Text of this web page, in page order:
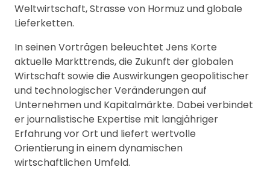
Weltwirtschaft, Strasse von Hormuz und globale
Lieferketten.
In seinen Vorträgen beleuchtet Jens Korte
aktuelle Markttrends, die Zukunft der globalen
Wirtschaft sowie die Auswirkungen geopolitischer
und technologischer Veränderungen auf
Unternehmen und Kapitalmärkte. Dabei verbindet
er journalistische Expertise mit langjähriger
Erfahrung vor Ort und liefert wertvolle
Orientierung in einem dynamischen
wirtschaftlichen Umfeld.